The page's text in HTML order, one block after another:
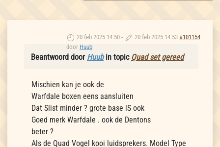
20 feb 2025 14:50 - 20 feb 2025 14:53 #101154
door Huub
Beantwoord door Huubin topic Quad set gereed
Mischien kan je ook de
Warfdale boxen eens aansluiten
Dat Slist minder ? grote base lS ook
Goed merk Warfdale . ook de Dentons
beter ?
Als de Quad Vogel kooi luidsprekers. Model Type